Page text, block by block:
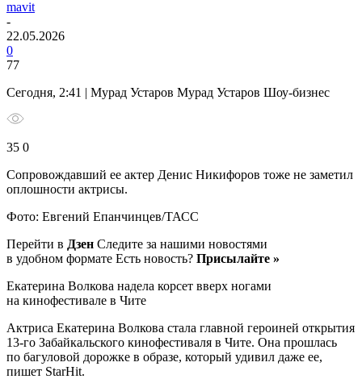
mavit
-
22.05.2026
0
77
Сегодня, 2:41 | Мурад Устаров Мурад Устаров Шоу-бизнес
35 0
Сопровождавший ее актер Денис Никифоров тоже не заметил
оплошности актрисы.
Фото: Евгений Епанчинцев/ТАСС
Перейти в Дзен Следите за нашими новостями
в удобном формате Есть новость? Присылайте »
Екатерина Волкова надела корсет вверх ногами
на кинофестивале в Чите
Актриса Екатерина Волкова стала главной героиней открытия
13-го Забайкальского кинофестиваля в Чите. Она прошлась
по багуловой дорожке в образе, который удивил даже ее,
пишет StarHit.